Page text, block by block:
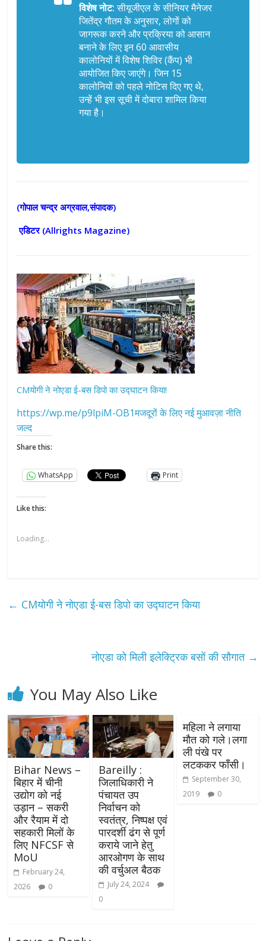
विशेष नोट:सीयूजीएल के सीनियर मैनेजर
जितेंद्र गौतम के अनुसार, लोगों को
जागरूक करने और प्रक्रिया को आसान
बनाने के लिए इन 60 आवासीय
कालोनियों में विशेष शिविर (कैंप) भी
आयोजित किए जाएंगे। जिन 15
कालोनियों को पहले नोटिस दिए गए थे,
उन्हें भी इस सूची में दोबारा शामिल किया
गया है।
(गोपाल चन्द्र अग्रवाल,संपादक)
एडिटर (Allrights Magazine)
CMयोगी ने नोएडा ई-बस डिपो का उद्घाटन किया!
https://wp.me/p9lpiM-OB1मजदूरों के लिए नई मुआवज़ा नीति
जल्द
Share this:
WhatsApp Print
Like this:
Loading...
← CMयोगी ने नोएडा ई-बस डिपो का उद्घाटन किया
नोएडा को मिली इलेक्ट्रिक बसों की सौगात →
You May Also Like
Bihar News –
बिहार में चीनी
उद्योग को नई
उड़ान – सकरी
और रैयाम में दो
सहकारी मिलों के
लिए NFCSF से
MoU
February 24,
2026
0
Bareilly :
जिलाधिकारी ने
पंचायत उप
निर्वाचन को
स्वतंत्र, निष्पक्ष एवं
पारदर्शी ढंग से पूर्ण
कराये जाने हेतु
आरओगण के साथ
की वर्चुअल बैठक
July 24, 2024
0
महिला ने लगाया
मौत को गले।लगा
ली पंखे पर
लटककर फाँसी।
September 30,
2019
0